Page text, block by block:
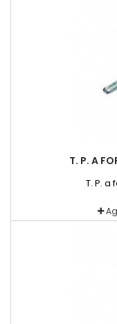
T. P. A
T. P. a